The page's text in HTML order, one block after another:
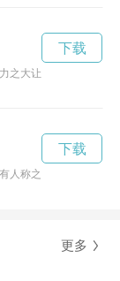
之大让一切都无法逃
下载
人称之为“宇宙的吞噬
下载
更多